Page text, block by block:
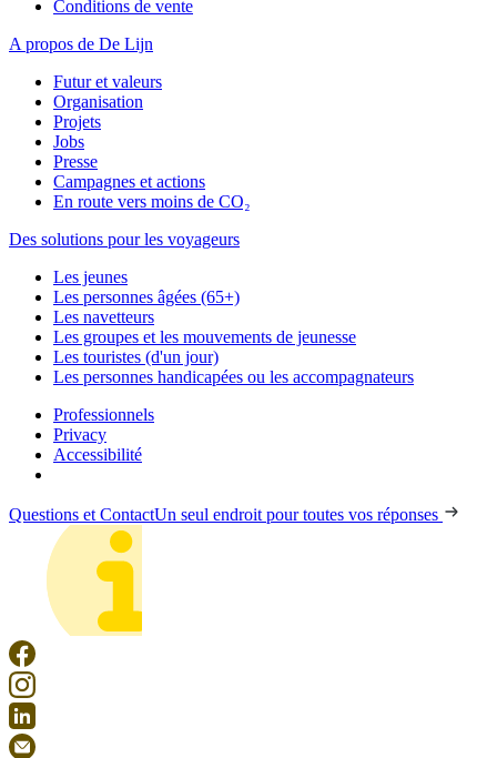
Conditions de vente
A propos de De Lijn
Futur et valeurs
Organisation
Projets
Jobs
Presse
Campagnes et actions
En route vers moins de CO₂
Des solutions pour les voyageurs
Les jeunes
Les personnes âgées (65+)
Les navetteurs
Les groupes et les mouvements de jeunesse
Les touristes (d'un jour)
Les personnes handicapées ou les accompagnateurs
Professionnels
Privacy
Accessibilité
Questions et ContactUn seul endroit pour toutes vos réponses